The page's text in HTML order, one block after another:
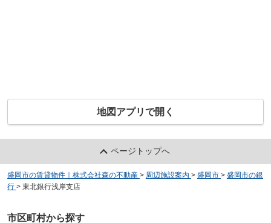
地図アプリで開く
ページトップへ
盛岡市の賃貸物件｜株式会社森の不動産 > 周辺施設案内 > 盛岡市 > 盛岡市の銀
行 > 東北銀行浅岸支店
市区町村から探す